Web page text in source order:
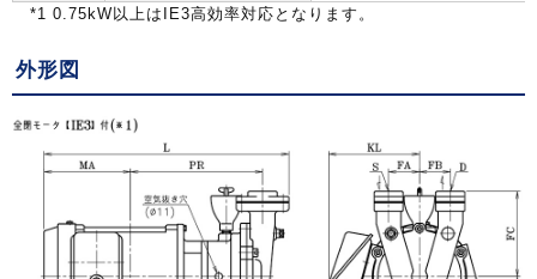
*1 0.75kW 以上は IE3高効率対応となります。
外形図